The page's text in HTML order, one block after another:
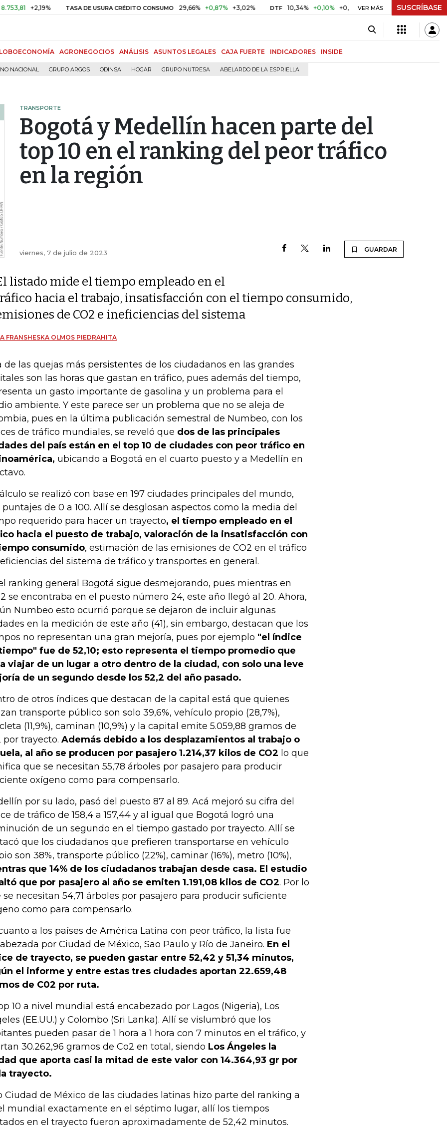
+2,19% TASA DE USURA CRÉDITO CONSUMO 29,66% +0,87% +3,02% DTF 10,34% +0,10% +0,98% UVR $ 416,91 +$ 0,05 +0,01%
VER MÁS SUSCRÍBASE
AGRONEGOCIOS ANÁLISIS ASUNTOS LEGALES CAJA FUERTE INDICADORES INSIDE
NACIONAL GRUPO ARGOS ODINSA HOGAR GRUPO NUTRESA ABELARDO DE LA ESPRIELLA
TRANSPORTE
Bogotá y Medellín hacen parte del
top 10 en el ranking del peor tráfico
en la región
viernes, 7 de julio de 2023 GUARDAR
listado mide el tiempo empleado en el
hacia el trabajo, insatisfacción con el tiempo consumido,
de CO2 e ineficiencias del sistema
FRANSHESKA OLMOS PIEDRAHITA
de las quejas más persistentes de los ciudadanos en las grandes
son las horas que gastan en tráfico, pues además del tiempo,
un gasto importante de gasolina y un problema para el
ambiente. Y este parece ser un problema que no se aleja de
pues en la última publicación semestral de Numbeo, con los
de tráfico mundiales, se reveló que dos de las principales
del país están en el top 10 de ciudades con peor tráfico en
ubicando a Bogotá en el cuarto puesto y a Medellín en
se realizó con base en 197 ciudades principales del mundo,
puntajes de 0 a 100. Allí se desglosan aspectos como la media del
requerido para hacer un trayecto, el tiempo empleado en el
hacia el puesto de trabajo, valoración de la insatisfacción con
consumido, estimación de las emisiones de CO2 en el tráfico
del sistema de tráfico y transportes en general.
ranking general Bogotá sigue desmejorando, pues mientras en
se encontraba en el puesto número 24, este año llegó al 20. Ahora,
Numbeo esto ocurrió porque se dejaron de incluir algunas
en la medición de este año (41), sin embargo, destacan que los
no representan una gran mejoría, pues por ejemplo "el índice
fue de 52,10; esto representa el tiempo promedio que
viajar de un lugar a otro dentro de la ciudad, con solo una leve
de un segundo desde los 52,2 del año pasado.
de otros índices que destacan de la capital está que quienes
transporte público son solo 39,6%, vehículo propio (28,7%),
(11,9%), caminan (10,9%) y la capital emite 5.059,88 gramos de
por trayecto. Además debido a los desplazamientos al trabajo o
al año se producen por pasajero 1.214,37 kilos de CO2 lo que
que se necesitan 55,78 árboles por pasajero para producir
oxígeno como para compensarlo.
por su lado, pasó del puesto 87 al 89. Acá mejoró su cifra del
de tráfico de 158,4 a 157,44 y al igual que Bogotá logró una
de un segundo en el tiempo gastado por trayecto. Allí se
que los ciudadanos que prefieren transportarse en vehículo
son 38%, transporte público (22%), caminar (16%), metro (10%),
que 14% de los ciudadanos trabajan desde casa. El estudio
que por pasajero al año se emiten 1.191,08 kilos de CO2. Por lo
se necesitan 54,71 árboles por pasajero para producir suficiente
como para compensarlo.
a los países de América Latina con peor tráfico, la lista fue
por Ciudad de México, Sao Paulo y Río de Janeiro. En el
de trayecto, se pueden gastar entre 52,42 y 51,34 minutos,
el informe y entre estas tres ciudades aportan 22.659,48
de C02 por ruta.
10 a nivel mundial está encabezado por Lagos (Nigeria), Los
(EE.UU.) y Colombo (Sri Lanka). Allí se vislumbró que los
pueden pasar de 1 hora a 1 hora con 7 minutos en el tráfico, y
30.262,96 gramos de Co2 en total, siendo Los Ángeles la
que aporta casi la mitad de este valor con 14.364,93 gr por
trayecto.
Ciudad de México de las ciudades latinas hizo parte del ranking a
mundial exactamente en el séptimo lugar, allí los tiempos
en el trayecto fueron aproximadamente de 52,42 minutos.